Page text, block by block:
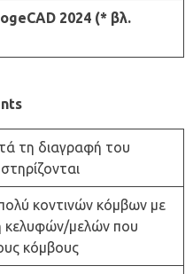
2024 (* βλ.
τη διαγραφή του
κοντινών κόμβων με
κελυφών/μελών που
κόμβους